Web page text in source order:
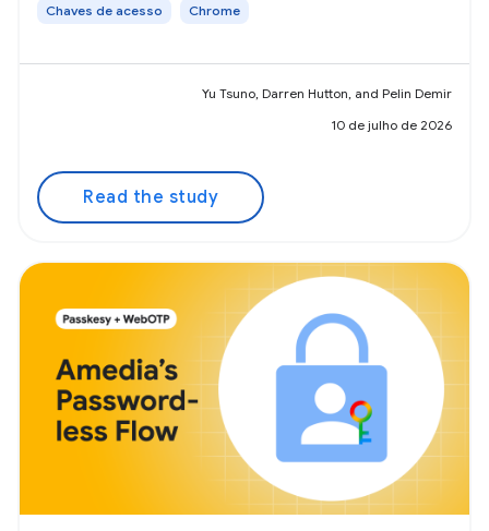
Chaves de acesso Chrome
Yu Tsuno, Darren Hutton, and Pelin Demir
10 de julho de 2026
Read the study